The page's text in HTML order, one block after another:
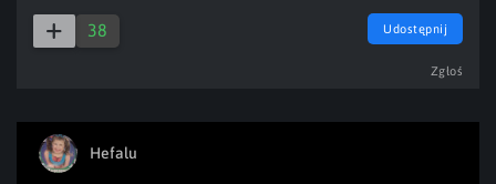
38 Udostępnij
Zgłoś
Hefalu